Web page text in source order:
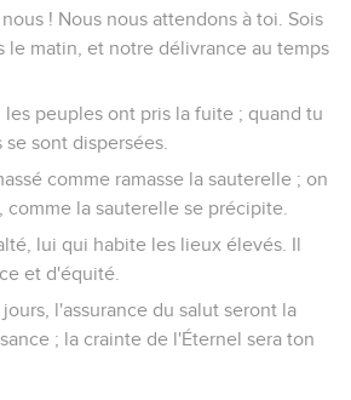
! Nous nous attendons à toi. Sois
le matin, et notre délivrance au temps
peuples ont pris la fuite ; quand tu
sont dispersées.
comme ramasse la sauterelle ; on
comme la sauterelle se précipite.
lui qui habite les lieux élevés. Il
et d'équité.
l'assurance du salut seront la
; la crainte de l'Éternel sera ton